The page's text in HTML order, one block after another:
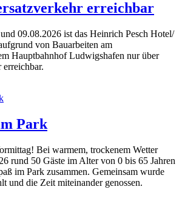
erreichbar
09.08.2026 ist das Heinrich Pesch Hotel/
von Bauarbeiten am
Hauptbahnhof Ludwigshafen nur über
erreichbar.
Park
Bei warmem, trockenem Wetter
rund 50 Gäste im Alter von 0 bis 65 Jahren
im Park zusammen. Gemeinsam wurde
und die Zeit miteinander genossen.